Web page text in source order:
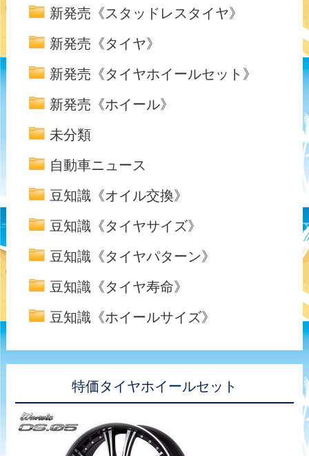
新発売《スタッドレスタイヤ》
新発売《タイヤ》
新発売《タイヤホイールセット》
新発売《ホイール》
未分類
自動車ニュース
豆知識《オイル交換》
豆知識《タイヤサイズ》
豆知識《タイヤパターン》
豆知識《タイヤ寿命》
豆知識《ホイールサイズ》
特価タイヤホイールセット